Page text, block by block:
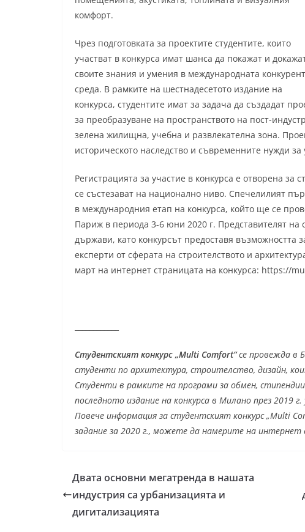
комфорт.
Чрез подготовката за проектите студентите, които
участват в конкурса имат шанса да покажат и
своите знания и умения в международната
среда. В рамките на шестнадесетото издание на
конкурса, студентите имат за задача да създадат
за преобразуване на пространството на пост-
зелена жилищна, учебна и развлекателна зона.
историческото наследство и съвременните нужди
Регистрацията за участие в конкурса е отворена за
се състезават на национално ниво. Спечелилият
в международния етап на конкурса, който ще се
Париж в периода 3-6 юни 2020 г. Представителят на
държави, като конкурсът предоставя възможността
експерти от сферата на строителството и
март на интернет страницата на конкурса: https://
Студентският конкурс „Multi Comfort“се провежда в
студенти по архитектура, строителство, дизайн,
Студенти в рамките на програми за обмен,
последното издание на конкурса в Милано през 2019
Повече информация за студентският конкурс „Multi
задание за 2020 г., можете да намерите на интернет
Двата основни мегатренда в нашата
индустрия са урбанизацията и
дигитализацията